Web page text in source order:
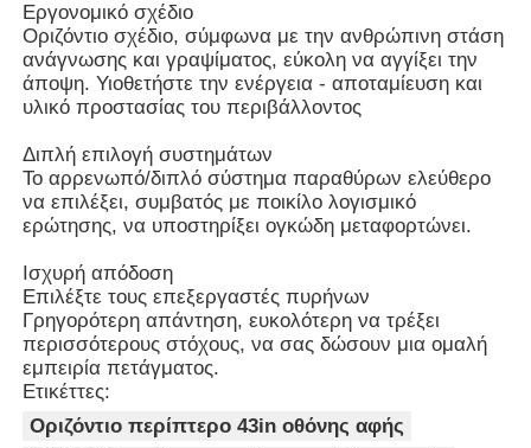
Εργονομικό σχέδιο
Οριζόντιο σχέδιο, σύμφωνα με την ανθρώπινη στάση
ανάγνωσης και γραψίματος, εύκολη να αγγίξει την
άποψη. Υιοθετήστε την ενέργεια - αποταμίευση και
υλικό προστασίας του περιβάλλοντος
Διπλή επιλογή συστημάτων
Το αρρενωπό/διπλό σύστημα παραθύρων ελεύθερο
να επιλέξει, συμβατός με ποικίλο λογισμικό
ερώτησης, να υποστηρίξει ογκώδη μεταφορτώνει.
Ισχυρή απόδοση
Επιλέξτε τους επεξεργαστές πυρήνων
Γρηγορότερη απάντηση, ευκολότερη να τρέξει
περισσότερους στόχους, να σας δώσουν μια ομαλή
εμπειρία πετάγματος.
Ετικέττες:
Οριζόντιο περίπτερο 43in οθόνης αφής